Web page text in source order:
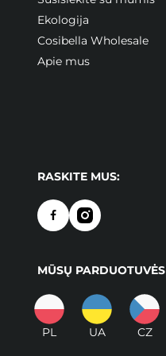
Ekologija
Cosibella Wholesale
Apie mus
RASKITE MUS:
MŪSŲ PARDUOTUVĖS
PL UA CZ